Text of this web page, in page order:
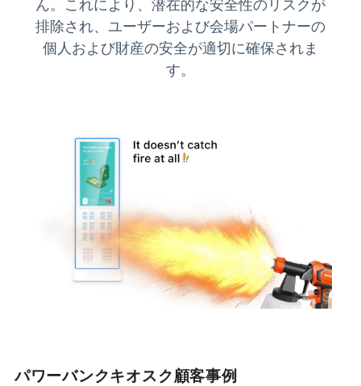
ん。これにより、潜在的な安全性のリスクが
排除され、ユーザーおよび会場パートナーの
個人および財産の安全が適切に確保されま
す。
パワーバンクキオスク顧客事例